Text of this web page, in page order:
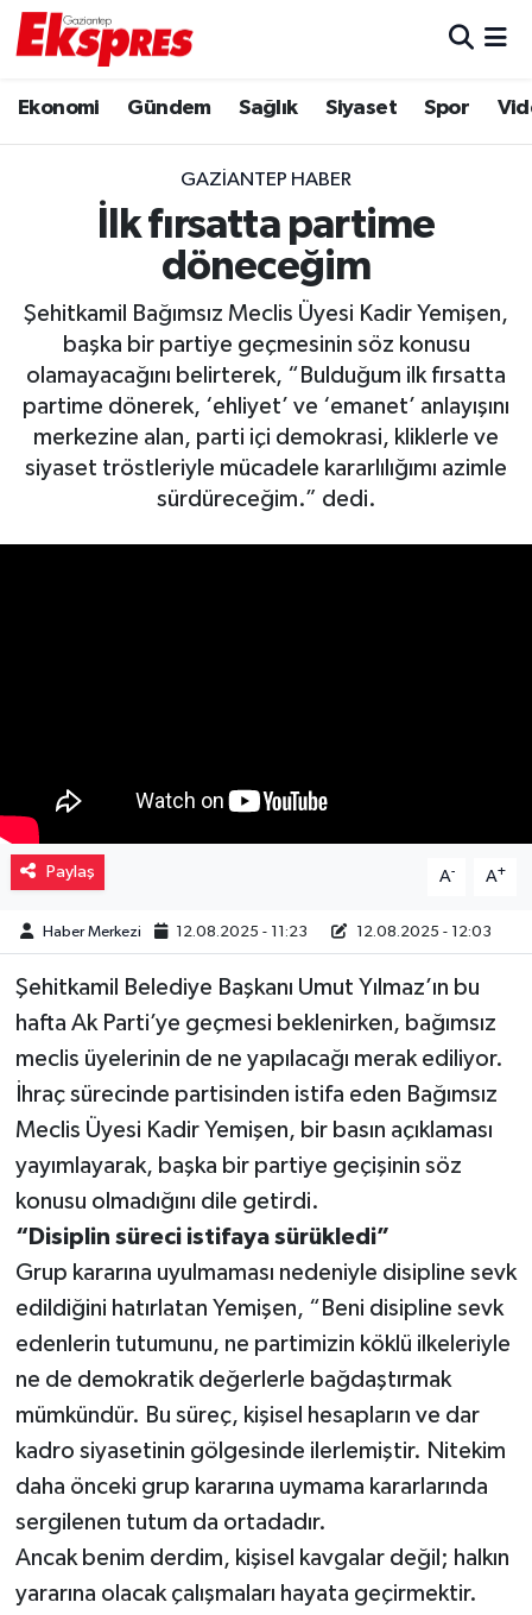
Ekonomi Gündem Sağlık Siyaset Spor
GAZIANTEP HABER
İlk fırsatta partime
döneceğim
Şehitkamil Bağımsız Meclis Üyesi Kadir Yemişen,
başka bir partiye geçmesinin söz konusu
olamayacağını belirterek, “Bulduğum ilk fırsatta
partime dönerek, ‘ehliyet’ ve ‘emanet’ anlayışını
merkezine alan, parti içi demokrasi, kliklerle ve
siyaset tröstleriyle mücadele kararlılığımı azimle
sürdüreceğim.” dedi.
Paylaş A- A+
Haber Merkezi 12.08.2025 - 11:23 12.08.2025 - 12:03
Şehitkamil Belediye Başkanı Umut Yılmaz’ın bu
hafta Ak Parti’ye geçmesi beklenirken, bağımsız
meclis üyelerinin de ne yapılacağı merak ediliyor.
İhraç sürecinde partisinden istifa eden Bağımsız
Meclis Üyesi Kadir Yemişen, bir basın açıklaması
yayımlayarak, başka bir partiye geçişinin söz
konusu olmadığını dile getirdi.
“Disiplin süreci istifaya sürükledi”
Grup kararına uyulmaması nedeniyle disipline sevk
edildiğini hatırlatan Yemişen, “Beni disipline sevk
edenlerin tutumunu, ne partimizin köklü ilkeleriyle
ne de demokratik değerlerle bağdaştırmak
mümkündür. Bu süreç, kişisel hesapların ve dar
kadro siyasetinin gölgesinde ilerlemiştir. Nitekim
daha önceki grup kararına uymama kararlarında
sergilenen tutum da ortadadır.
Ancak benim derdim, kişisel kavgalar değil; halkın
yararına olacak çalışmaları hayata geçirmektir.
Ekonomi
Gaziantep son dakika
Gündem
Haberler
Kültür Sanat
Sinemalar
Siyaset
Spor
Teknoloji
Türkiye
Video Haber
Yaşam
Yeme-İçme
Yemek
Trafik Durumu
Puan Durumu ve Fikstür
Tüm Manşetler
Son Dakika Haberleri
Haber Arşivi